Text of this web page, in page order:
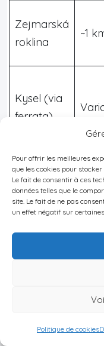
Pour offrir les meilleures
que les cookies pour
Le fait de consentir à ces
données telles que le
site. Le fait de ne pas
un effet négatif sur
Politique de cookies
Zejmarská
roklina
~1
Kysel (via
ferrata)
Le parc est aussi
de Dobšiná,
l’UNESCOau sein
d’Aggtelek et du
1870, ouverte au
elle a été l’une
glace, parfois